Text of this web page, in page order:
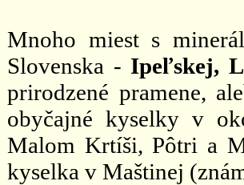
Mnoho miest s
Slovenska - Ipeľskej,
prirodzené pramene,
obyčajné kyselky v
Malom Krtíši, Pôtri a
kyselka v Maštinej